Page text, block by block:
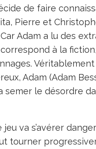
de faire
Pierre et
Adam a lu des
à la
Adam (Adam
semer le désordre
jeu va s’avérer
tourner